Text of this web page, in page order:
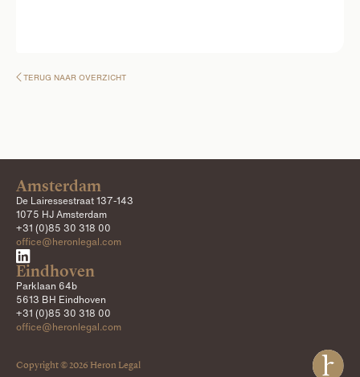
TERUG NAAR OVERZICHT
Amsterdam
De Lairessestraat 137-143
1075 HJ Amsterdam
+31 (0)85 30 318 00
office@heronlegal.com

Eindhoven
Parklaan 64b
5613 BH Eindhoven
+31 (0)85 30 318 00
office@heronlegal.com
Copyright ©2026 Heron Legal